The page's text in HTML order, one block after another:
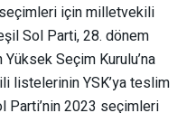
için milletvekili
Sol Parti, 28. dönem
Seçim Kurulu’na
listelerinin YSK’ya teslim
Parti’nin 2023 seçimleri